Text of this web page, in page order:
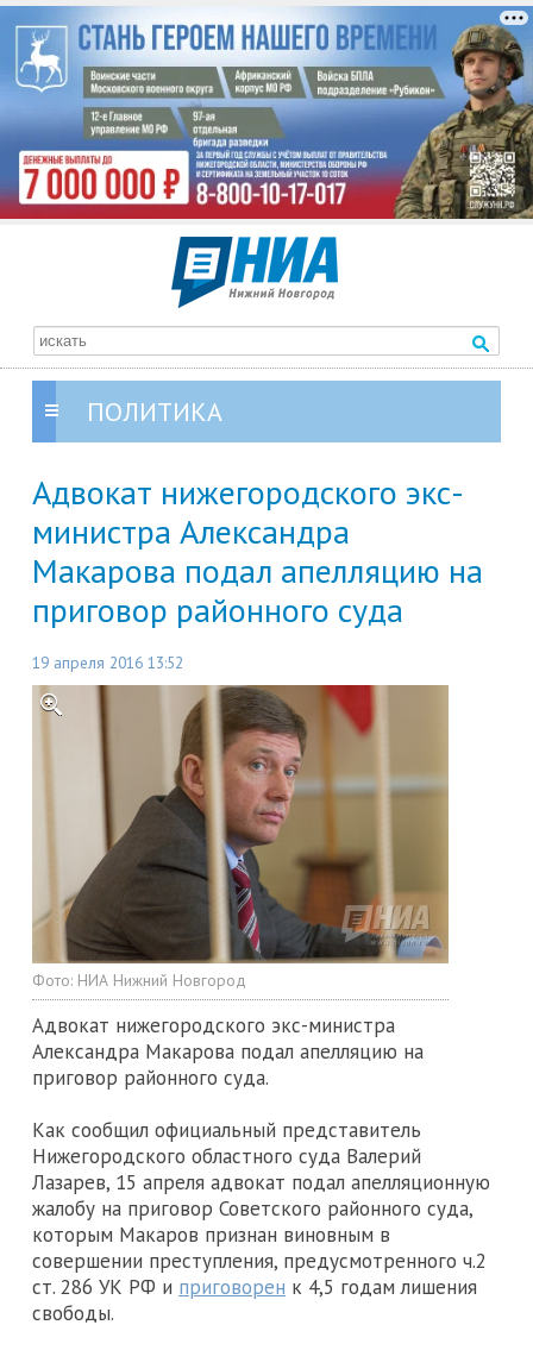
ПОЛИТИКА
Адвокат нижегородского экс-
министра Александра
Макарова подал апелляцию на
приговор районного суда
19 апреля 2016 13:52
Фото: НИА Нижний Новгород
Адвокат нижегородского экс-министра
Александра Макарова подал апелляцию на
приговор районного суда.
Как сообщил официальный представитель
Нижегородского областного суда Валерий
Лазарев, 15 апреля адвокат подал апелляционную
жалобу на приговор Советского районного суда,
которым Макаров признан виновным в
совершении преступления, предусмотренного ч.2
ст. 286 УК РФ и приговорен к 4,5 годам лишения
свободы.